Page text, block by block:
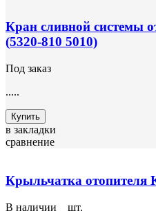
Кран сливной системы
(5320-810 5010)
Под заказ
.....
Купить
в закладки
сравнение
Крыльчатка отопителя
В наличии
шт.